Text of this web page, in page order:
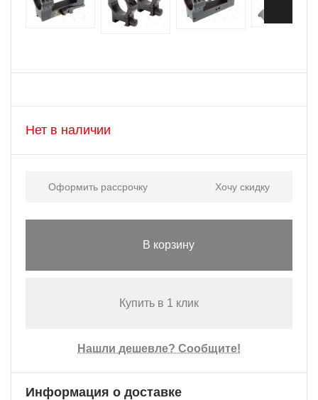
Нет в наличии
Оформить рассрочку Хочу скидку
В корзину
Купить в 1 клик
Нашли дешевле? Сообщите!
Информация о доставке